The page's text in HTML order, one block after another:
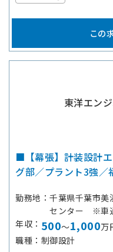
この
東洋エン
■【幕張】計装設計
グ部／プラント3強／
勤務地
千葉県千葉市
センター ※車
年収
500～1,000万
職種
制御設計